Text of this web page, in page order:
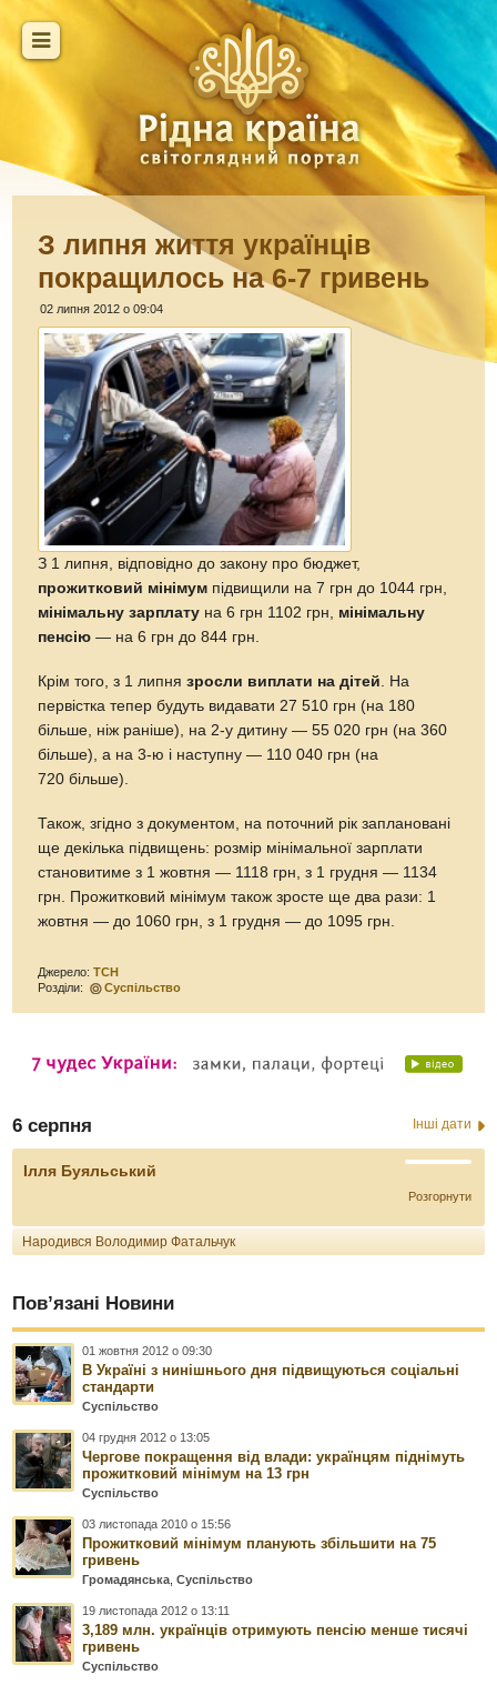
З липня життя українців
покращилось на 6-7 гривень
02 липня 2012 о 09:04
З 1 липня, відповідно до закону про бюджет,
прожитковий мінімум підвищили на 7 грн до 1044 грн,
мінімальну зарплату на 6 грн 1102 грн, мінімальну
пенсію — на 6 грн до 844 грн.
Крім того, з 1 липнязросли виплати на дітей . На
первістка тепер будуть видавати 27 510 грн (на 180
більше, ніж раніше), на 2-у дитину — 55 020 грн (на 360
більше), а на 3-ю і наступну — 110 040 грн (на
720 більше).
Також, згідно з документом, на поточний рік заплановані
ще декілька підвищень: розмір мінімальної зарплати
становитиме з 1 жовтня — 1118 грн, з 1 грудня — 1134
грн. Прожитковий мінімум також зросте ще два рази: 1
жовтня — до 1060 грн, з 1 грудня — до 1095 грн.
Джерело:ТСН
Розділи:
Суспільство
6 серпня Інші дати
Ілля Буяльський
Розгорнути
Народився Володимир Фатальчук
Пов’язані Новини
01 жовтня 2012 о 09:30
В Україні з нинішнього дня підвищуються соціальні
стандарти
Суспільство
04 грудня 2012 о 13:05
Чергове покращення від влади: українцям піднімуть
прожитковий мінімум на 13 грн
Суспільство
03 листопада 2010 о 15:56
Прожитковий мінімум планують збільшити на 75
гривень
Громадянська ,Суспільство
19 листопада 2012 о 13:11
3,189 млн. українців отримують пенсію менше тисячі
гривень
Суспільство